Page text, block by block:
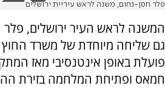
פלר חסן-נחום, משנה לראש עיריית ירושלים
המשנה לראש העיר ירושלים,
גם שליחה מיוחדת של משרד החוץ
פועלת באופן אינטנסיבי מאז
חמאס ופתיחת המלחמה בזירת